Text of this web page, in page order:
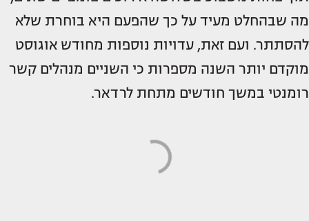
מה שבהחלט מעיד על כך שהפעם היא בוחרת שלא
להסתתר. ועם זאת, עדויות נוספות מחודש אוגוסט
מוקדם יותר השנה מספרות כי השניים מנהלים קשר
רומנטי במשך חודשים מתחת לרדאר.